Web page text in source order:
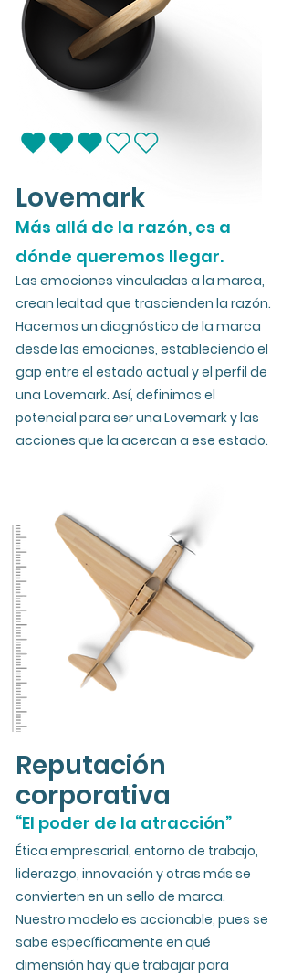
Lovemark
Más allá de la razón, es a
dónde queremos llegar.
Las emociones vinculadas a la marca,
crean lealtad que trascienden la razón.
Hacemos un diagnóstico de la marca
desde las emociones, estableciendo el
gap entre el estado actual y el perfil de
una Lovemark. Así, definimos el
potencial para ser una Lovemark y las
acciones que la acercan a ese estado.
Reputación
corporativa
“El poder de la atracción”
Ética empresarial, entorno de trabajo,
liderazgo, innovación y otras más se
convierten en un sello de marca.
Nuestro modelo es accionable, pues se
sabe específicamente en qué
dimensión hay que trabajar para